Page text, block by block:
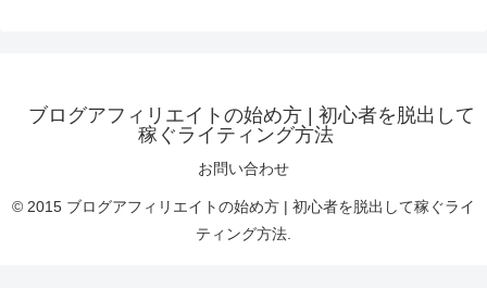
ブログアフィリエイトの始め方 | 初心者を脱出して
稼ぐライティング方法
お問い合わせ
© 2015 ブログアフィリエイトの始め方 | 初心者を脱出して稼ぐライ
ティング方法.